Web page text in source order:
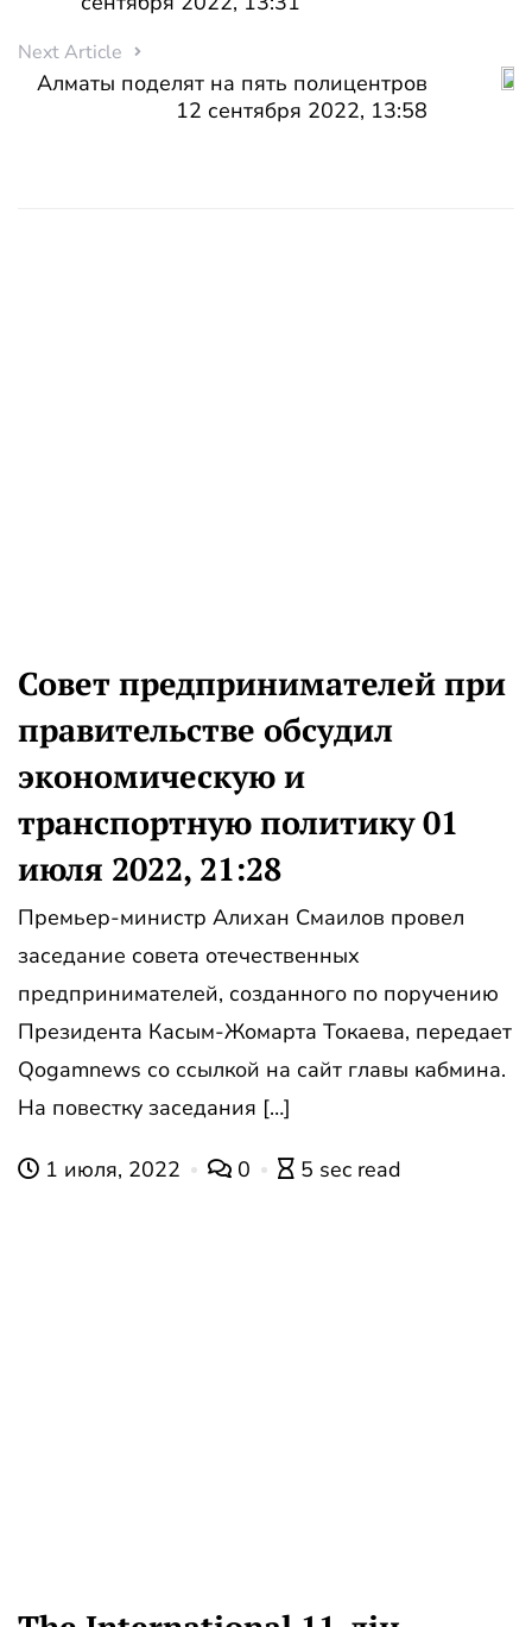
Next Article
Алматы поделят на пять полицентров
12 сентября 2022, 13:58
Совет предпринимателей при
правительстве обсудил
экономическую и
транспортную политику 01
июля 2022, 21:28
Премьер-министр Алихан Смаилов провел
заседание совета отечественных
предпринимателей, созданного по поручению
Президента Касым-Жомарта Токаева, передает
Qogamnews со ссылкой на сайт главы кабмина.
На повестку заседания […]
1 июля, 2022 0 5 sec read